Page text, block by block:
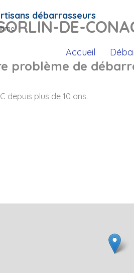
débarrasseurs
Accueil
DE-
problème de
depuis plus de 10 ans.